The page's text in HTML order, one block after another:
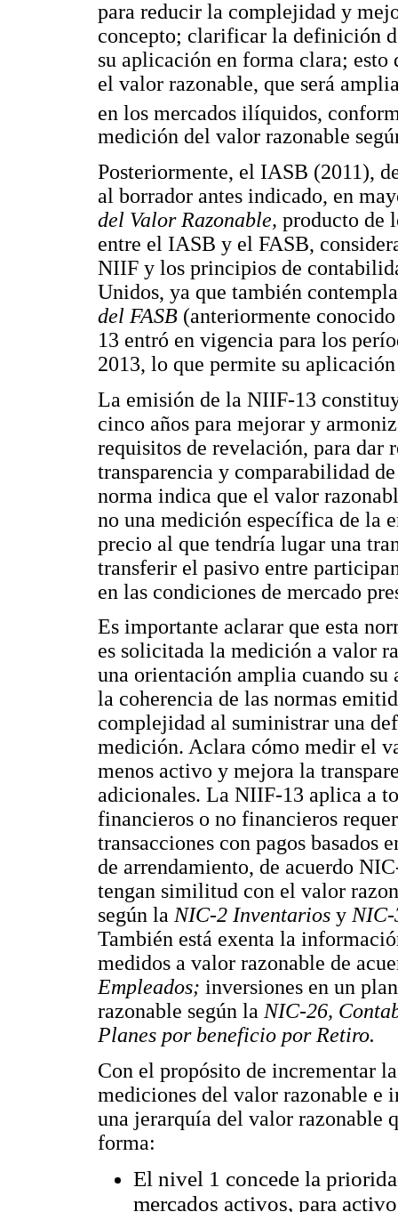
para reducir la complejidad y
concepto; clarificar la definición
su aplicación en forma clara;
el valor razonable, que será
en los mercados ilíquidos,
medición del valor razonable
Posteriormente, el IASB (2011),
al borrador antes indicado, en
del Valor Razonable, producto de
entre el IASB y el FASB,
NIIF y los principios de
Unidos, ya que también
del FASB (anteriormente
13 entró en vigencia para los
2013, lo que permite su
La emisión de la NIIF-13
cinco años para mejorar y
requisitos de revelación, para dar
transparencia y comparabilidad
norma indica que el valor
no una medición específica de la
precio al que tendría lugar una
transferir el pasivo entre
en las condiciones de mercado
Es importante aclarar que esta
es solicitada la medición a valor
una orientación amplia cuando
la coherencia de las normas
complejidad al suministrar una
medición. Aclara cómo medir el
menos activo y mejora la
adicionales. La NIIF-13 aplica a
financieros o no financieros
transacciones con pagos basados
de arrendamiento, de acuerdo
tengan similitud con el valor
según la NIC-2 Inventarios y NIC-
También está exenta la
medidos a valor razonable de
Empleados; inversiones en un
razonable según la NIC-26,
Planes por beneficio por Retiro.
Con el propósito de incrementar
mediciones del valor razonable e
una jerarquía del valor razonable
forma:
El nivel 1 concede la
mercados activos, para